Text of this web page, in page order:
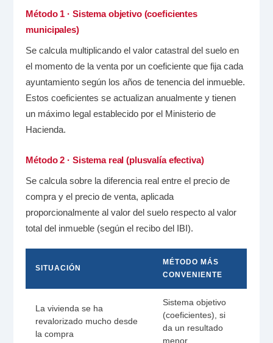
Método 1 · Sistema objetivo (coeficientes
municipales)
Se calcula multiplicando el valor catastral del suelo en
el momento de la venta por un coeficiente que fija cada
ayuntamiento según los años de tenencia del inmueble.
Estos coeficientes se actualizan anualmente y tienen
un máximo legal establecido por el Ministerio de
Hacienda.
Método 2 · Sistema real (plusvalía efectiva)
Se calcula sobre la diferencia real entre el precio de
compra y el precio de venta, aplicada
proporcionalmente al valor del suelo respecto al valor
total del inmueble (según el recibo del IBI).
SITUACIÓN
MÉTODO MÁS
CONVENIENTE
La vivienda se ha
revalorizado mucho desde
la compra
Sistema objetivo
(coeficientes), si
da un resultado
menor